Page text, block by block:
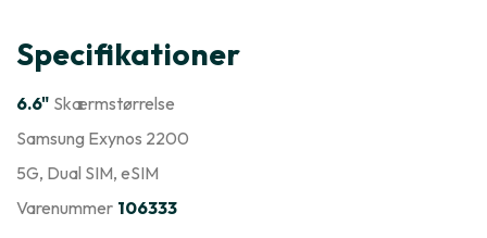
Specifikationer
6.6" Skærmstørrelse
Samsung Exynos 2200
5G, Dual SIM, eSIM
Varenummer 106333